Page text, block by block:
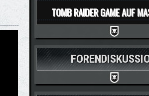
TOMB RAIDER GAME AUF